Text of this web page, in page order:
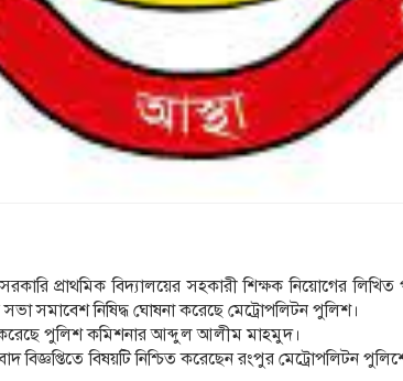
প্রাথমিক বিদ্যালয়ের সহকারী শিক্ষক নিয়োগের
সমাবেশ নিষিদ্ধ ঘোষনা করেছে মেট্রোপলিটন পুলিশ।
করেছে পুলিশ কমিশনার আব্দুল আলীম মাহমুদ।
বিজ্ঞপ্তিতে বিষয়টি নিশ্চিত করেছেন রংপুর মেট্রোপলিটন